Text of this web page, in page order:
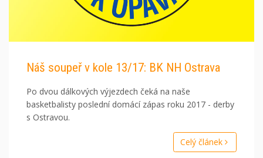
Náš soupeř v kole 13/17: BK NH Ostrava
Po dvou dálkových výjezdech čeká na naše
basketbalisty poslední domácí zápas roku 2017 - derby
s Ostravou.
Celý článek